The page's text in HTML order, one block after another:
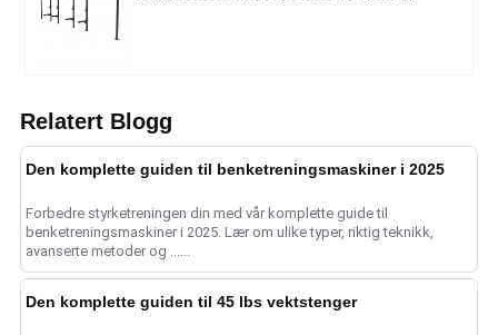
Relatert Blogg
Den komplette guiden til benketreningsmaskiner i 2025
Forbedre styrketreningen din med vår komplette guide til
benketreningsmaskiner i 2025. Lær om ulike typer, riktig teknikk,
avanserte metoder og ......
Den komplette guiden til 45 lbs vektstenger